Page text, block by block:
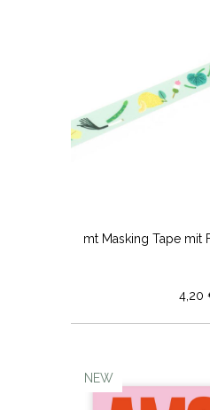
mt Masking Tape mit
4,20
NEW